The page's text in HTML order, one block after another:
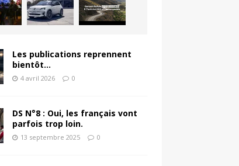
Les publications reprennent
bientôt…
4 avril 2026 0
DS N°8 : Oui, les français vont
parfois trop loin.
13 septembre 2025 0